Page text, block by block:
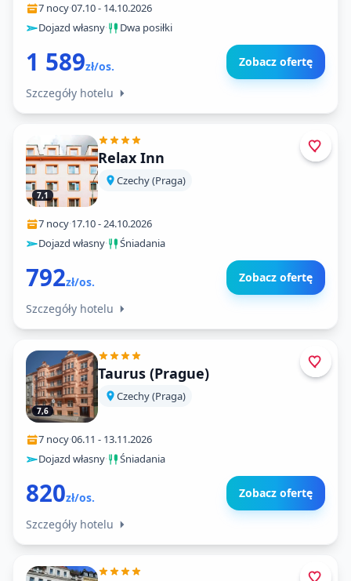
7 nocy·07.10- 14.10.2026
Dojazd własny· Dwa posiłki
1 589zł/os. Zobacz ofertę
Szczegóły hotelu
7,1
Relax Inn
Czechy (Praga)
7 nocy·17.10-24.10.2026
Dojazd własny· Śniadania
792zł/os. Zobacz ofertę
Szczegóły hotelu
7,6
Taurus (Prague)
Czechy (Praga)
7 nocy·06.11 - 13.11.2026
Dojazd własny· Śniadania
820zł/os. Zobacz ofertę
Szczegóły hotelu